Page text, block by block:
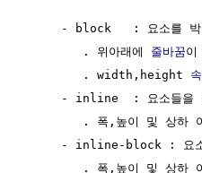
- block   : 요소를 박
        . 위아래에
줄바꿈이
        . width,height
- inline  : 요소들을
. 폭,높이 및 상하
- inline-block : 요소
. 폭,높이 및 상하